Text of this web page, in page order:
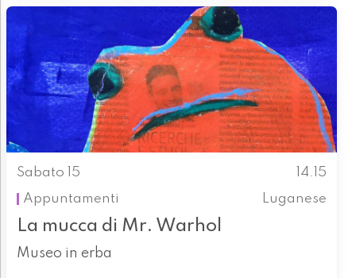
Sabato 15
14.15
Appuntamenti
Luganese
La mucca di Mr. Warhol
Museo in erba